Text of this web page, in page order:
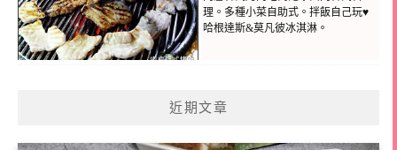
理。多種小菜自助式。拌飯自己玩♥
哈根達斯&莫凡彼冰淇淋。
近期文章